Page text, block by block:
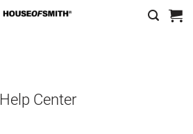
Help Center